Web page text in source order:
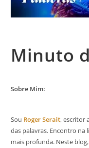
Minuto
Sobre Mim:
Sou Roger Serait, escritor
das palavras. Encontro na
mais profunda. Neste